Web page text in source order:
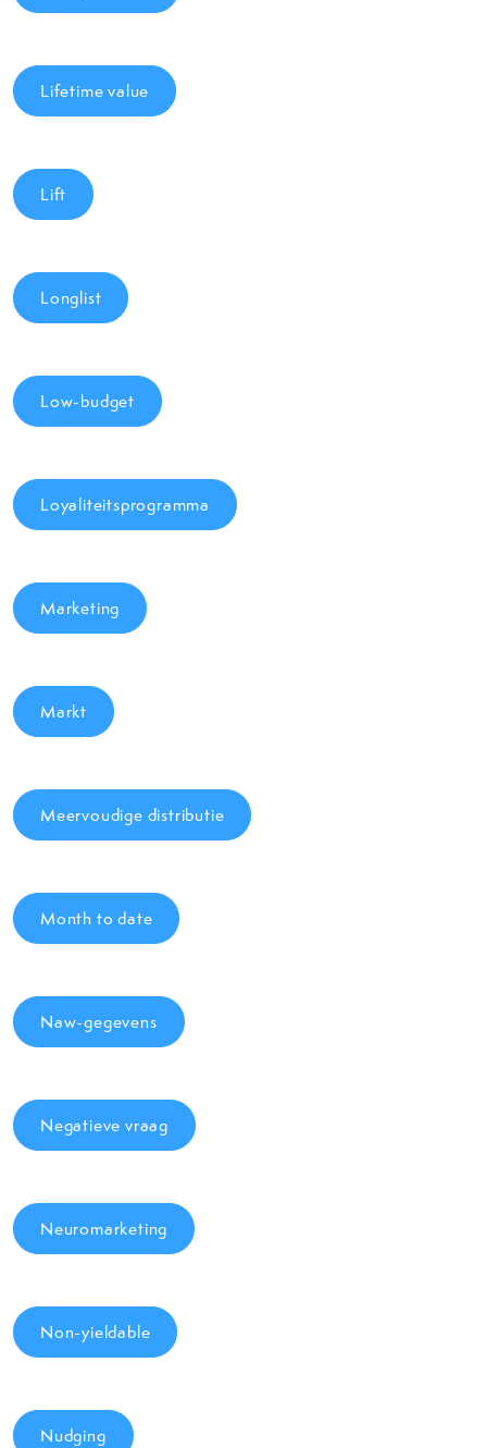
Lifetime value
Lift
Longlist
Low-budget
Loyaliteitsprogramma
Marketing
Markt
Meervoudige distributie
Month to date
Naw-gegevens
Negatieve vraag
Neuromarketing
Non-yieldable
Nudging